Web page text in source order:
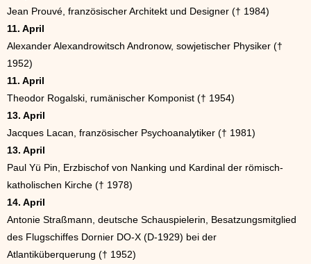
Jean Prouvé, französischer Architekt und Designer († 1984)
11. April
Alexander Alexandrowitsch Andronow, sowjetischer Physiker (†
1952)
11. April
Theodor Rogalski, rumänischer Komponist († 1954)
13. April
Jacques Lacan, französischer Psychoanalytiker († 1981)
13. April
Paul Yü Pin, Erzbischof von Nanking und Kardinal der römisch-
katholischen Kirche († 1978)
14. April
Antonie Straßmann, deutsche Schauspielerin, Besatzungsmitglied
des Flugschiffes Dornier DO-X (D-1929) bei der
Atlantiküberquerung († 1952)